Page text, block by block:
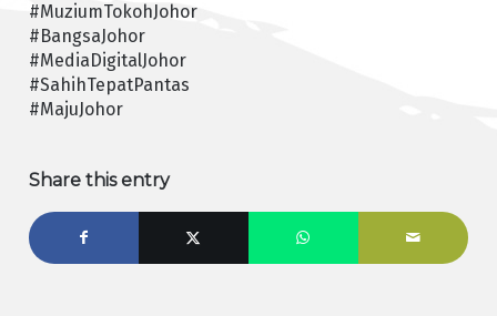
#MuziumTokohJohor
#BangsaJohor
#MediaDigitalJohor
#SahihTepatPantas
#MajuJohor
Share this entry